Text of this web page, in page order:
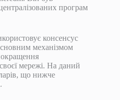
програм
консенсус
механізмом
мережі. На даний
що нижче